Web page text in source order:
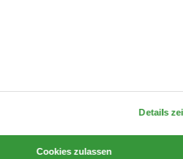
Details
Cookies zulassen